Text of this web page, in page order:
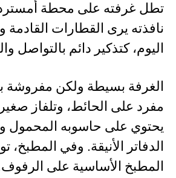
نافذته يرى القطارات القادمة
اليوم، كتذكير دائم بالتواصل
الغرفة بسيطة ولكن مفروشة
مفرد على الحائط، وتلفاز
يحتوي على حاسوبه المحمول
الدفاتر الأنيقة. وفي المطبخ،
المطبخ الأساسية على